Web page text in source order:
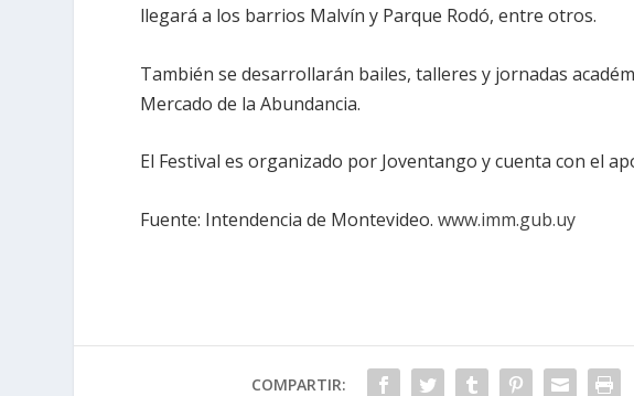
llegará a los barrios Malvín y Parque Rodó, entre otros.
También se desarrollarán bailes, talleres y jornadas
Mercado de la Abundancia.
El Festival es organizado por Joventango y cuenta con el
Fuente: Intendencia de Montevideo.www.imm.gub.uy
COMPARTIR: